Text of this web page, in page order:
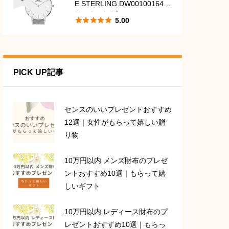
E STERLING DW00100164
口コミ・レビュー
 5.00
PICK UP記事
センスのいいプレゼントおすすめ
12選｜女性がもらって嬉しい贈
り物
10万円以内 メンズ財布のプレゼ
ントおすすめ10選｜もらって嬉
しいギフト
10万円以内 レディース財布のプ
レゼントおすすめ10選｜もらっ